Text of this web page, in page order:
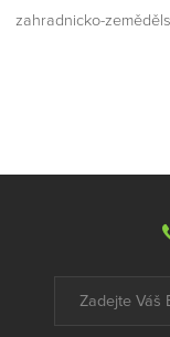
zahradnicko-